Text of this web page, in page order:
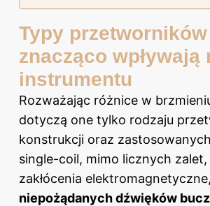
Typy
znacząco wpływają
instrumentu
Rozważając różnice w
dotyczą one tylko rodzaju
konstrukcji oraz
single-coil, mimo licznych
zakłócenia
niepożądanych dźwięków